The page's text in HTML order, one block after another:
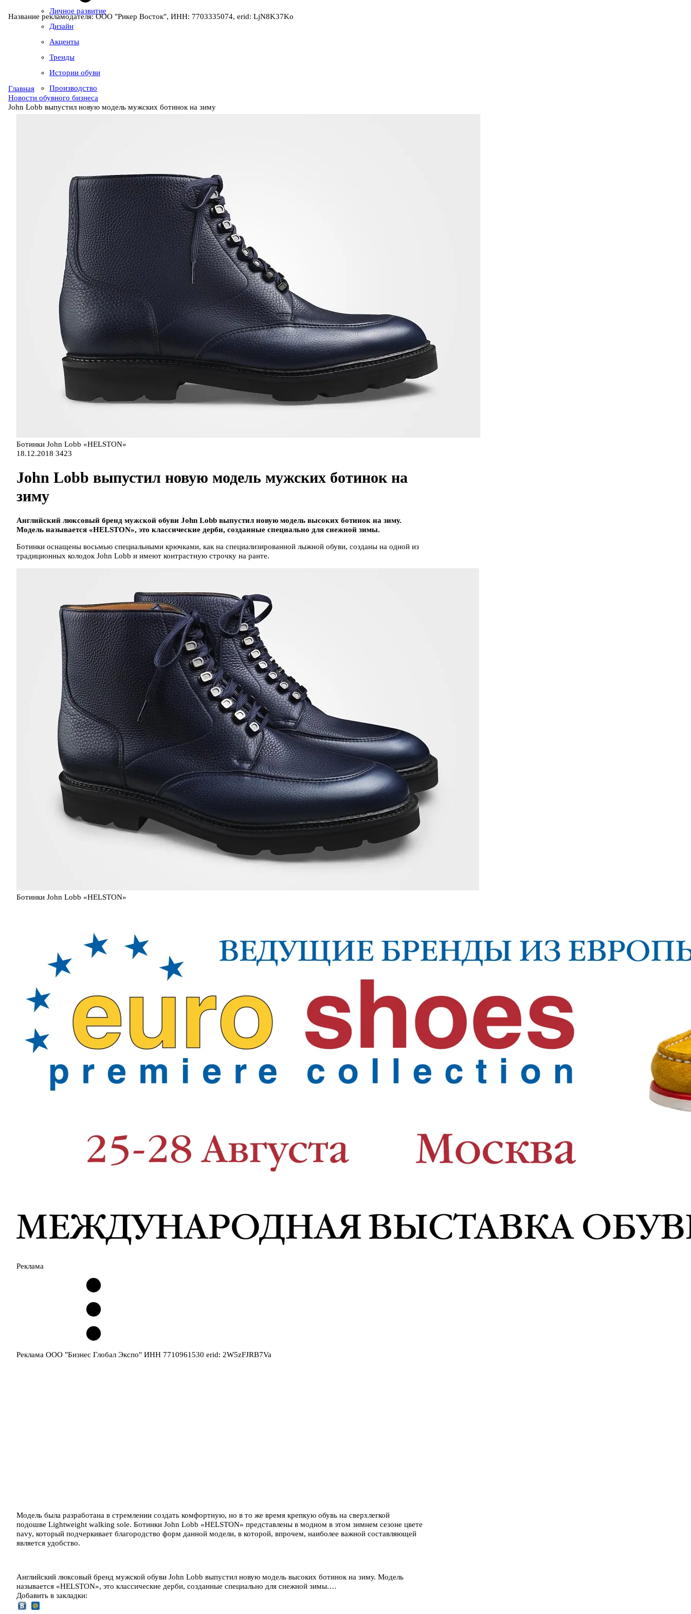
Личное развитие
Дизайн
Акценты
Тренды
Истории обуви
Производство
Название рекламодателя: ООО "Рикер Восток", ИНН: 7703335074, erid: LjN8K37Ko
Главная
Новости обувного бизнеса
John Lobb выпустил новую модель мужских ботинок на зиму
Ботинки John Lobb «HELSTON»
18.12.2018 3423
John Lobb выпустил новую модель мужских ботинок на
зиму
Английский люксовый бренд мужской обуви John Lobb выпустил новую модель высоких ботинок на зиму.
Модель называется «HELSTON», это классические дерби, созданные специально для снежной зимы.
Ботинки оснащены восьмью специальными крючками, как на специализированной лыжной обуви, созданы на одной из
традиционных колодок John Lobb и имеют контрастную строчку на ранте.
Ботинки John Lobb «HELSTON»
Реклама
Реклама ООО "Бизнес Глобал Экспо" ИНН 7710961530 erid: 2W5zFJRB7Va
Модель была разработана в стремлении создать комфортную, но в то же время крепкую обувь на сверхлегкой
подошве Lightweight walking sole. Ботинки John Lobb «HELSTON» представлены в модном в этом зимнем сезоне цвете
navy, который подчеркивает благородство форм данной модели, в которой, впрочем, наиболее важной составляющей
является удобство.
Английский люксовый бренд мужской обуви John Lobb выпустил новую модель высоких ботинок на зиму. Модель
называется «HELSTON», это классические дерби, созданные специально для снежной зимы.…
Добавить в закладки: